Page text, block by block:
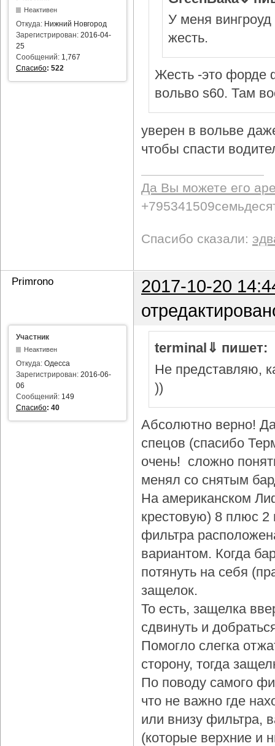
Неактивен
Откуда: Нижний Новгород
Зарегистрирован: 2016-04-
25
Сообщений: 1,767
Спасибо: 522
У меня вингроуд
жесть.
Жесть -это форде
вольво s60. Там
уверен в вольве
чтобы спасти
Да Вы можете его
Спасибо сказали:
Primrono
2017-10-20
Участник
Неактивен
Откуда: Одесса
Зарегистрирован: 2016-06-
06
Сообщений: 149
Спасибо: 40
terminal⇓ пишет:
Не представляю,
))
Абсолютно верно!
спецов (спасибо
очень! сложно
менял со снятым
На американском
крестовую) 8 плюс 2
фильтра
вариантом. Когда
потянуть на себя
защелок.
То есть, защелка
сдвинуть и
Помогло слегка
сторону, тогда
По поводу самого
что не важно где
или внизу фильтра,
(которые верхние и